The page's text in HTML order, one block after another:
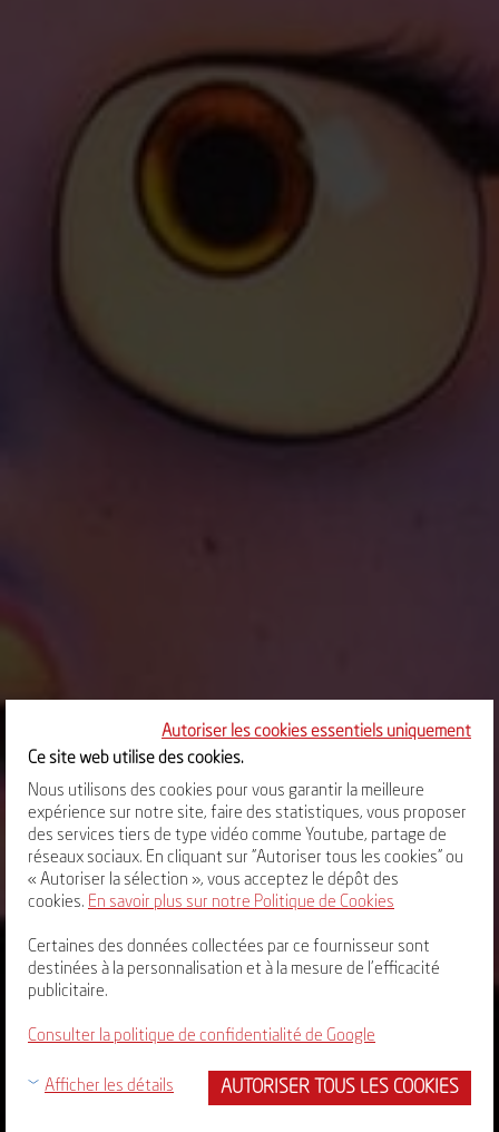
Autoriser les cookies essentiels uniquement
Ce site web utilise des cookies.
Nous utilisons des cookies pour vous garantir la meilleure
expérience sur notre site, faire des statistiques, vous proposer
des services tiers de type vidéo comme Youtube, partage de
réseaux sociaux. En cliquant sur "Autoriser tous les cookies" ou
« Autoriser la sélection », vous acceptez le dépôt des
cookies. En savoir plus sur notre Politique de Cookies
Certaines des données collectées par ce fournisseur sont
destinées à la personnalisation et à la mesure de l'efficacité
publicitaire.
Consulter la politique de confidentialité de Google
AUTORISER TOUS LES COOKIES
Afficher les détails